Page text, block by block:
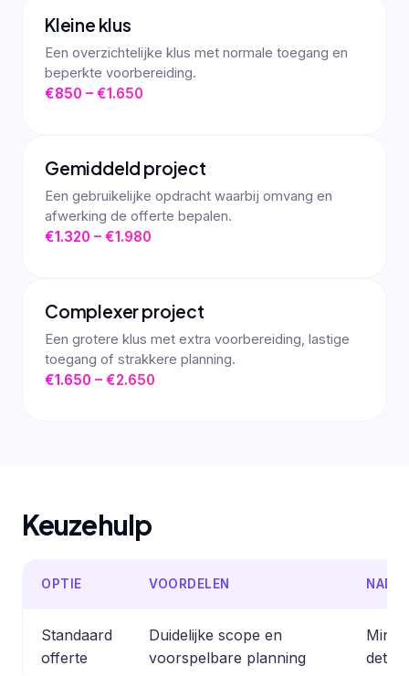
Kleine klus
Een overzichtelijke klus met normale toegang en
beperkte voorbereiding.
€850 – €1.650
Gemiddeld project
Een gebruikelijke opdracht waarbij omvang en
afwerking de offerte bepalen.
€1.320 – €1.980
Complexer project
Een grotere klus met extra voorbereiding, lastige
toegang of strakkere planning.
€1.650 – €2.650
Keuzehulp
OPTIE VOORDELEN
Standaard
offerte
Duidelijke scope en
voorspelbare planning